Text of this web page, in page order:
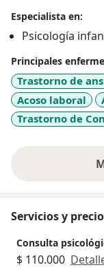
Especialista en:
Psicología
Principales
Trastorno de
Acoso laboral
Trastorno de
Servicios y
Consulta
$ 110.000